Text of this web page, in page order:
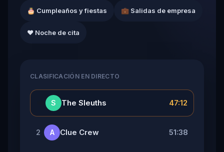
🎂 Cumpleaños y fiestas 💼 Salidas de empresa
❤️ Noche de cita
CLASIFICACIÓN EN DIRECTO
S The Sleuths 47:12
2 A Clue Crew 51:38